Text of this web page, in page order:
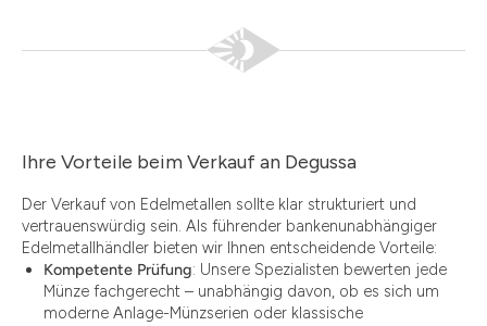
Ihre Vorteile beim Verkauf an Degussa
Der Verkauf von Edelmetallen sollte klar strukturiert und
vertrauenswürdig sein. Als führender bankenunabhängiger
Edelmetallhändler bieten wir Ihnen entscheidende Vorteile:
Kompetente Prüfung: Unsere Spezialisten bewerten jede
Münze fachgerecht – unabhängig davon, ob es sich um
moderne Anlage-Münzserien oder klassische